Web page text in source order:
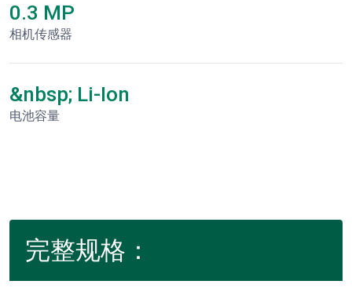
0.3 MP
相机传感器
&nbsp; Li-Ion
电池容量
完整规格：